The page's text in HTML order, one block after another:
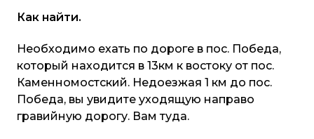
Необходимо ехать по дороге в пос. Победа,
который находится в 13км к востоку от пос.
Каменномостский. Недоезжая 1 км до пос.
Победа, вы увидите уходящую направо
гравийную дорогу. Вам туда.
Как найти.